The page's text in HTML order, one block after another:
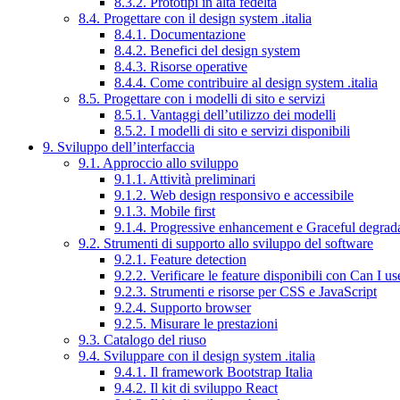
8.4. Progettare con il design system .italia
8.4.1. Documentazione
8.4.2. Benefici del design system
8.4.3. Risorse operative
8.4.4. Come contribuire al design system .italia
8.5. Progettare con i modelli di sito e servizi
8.5.1. Vantaggi dell’utilizzo dei modelli
8.5.2. I modelli di sito e servizi disponibili
9. Sviluppo dell’interfaccia
9.1. Approccio allo sviluppo
9.1.1. Attività preliminari
9.1.2. Web design responsivo e accessibile
9.1.3. Mobile first
9.1.4. Progressive enhancement e Graceful
9.2. Strumenti di supporto allo sviluppo del software
9.2.1. Feature detection
9.2.2. Verificare le feature disponibili con Can I
9.2.3. Strumenti e risorse per CSS e JavaScript
9.2.4. Supporto browser
9.2.5. Misurare le prestazioni
9.3. Catalogo del riuso
9.4. Sviluppare con il design system .italia
9.4.1. Il framework Bootstrap Italia
9.4.2. Il kit di sviluppo React